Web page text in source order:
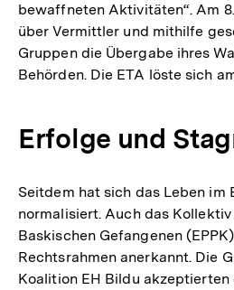
bewaffneten Aktivitäten“. Am
über Vermittler und mithilfe
Gruppen die Übergabe ihres
Behörden. Die ETA löste sich
Erfolge und
Seitdem hat sich das Leben im
normalisiert. Auch das
Baskischen Gefangenen
Rechtsrahmen anerkannt. Die
Koalition EH Bildu